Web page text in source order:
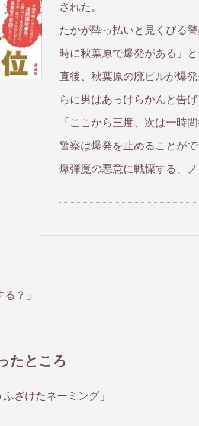
された。
たかが酔っ払いと見くびる
時に秋葉原で爆発がある」と
直後、秋葉原の廃ビルが爆
らに男はあっけらかんと告げ
「ここから三度、次は一時
警察は爆発を止めることがで
爆弾魔の悪意に戦慄する、
？」
たところ
ざけたネーミング」